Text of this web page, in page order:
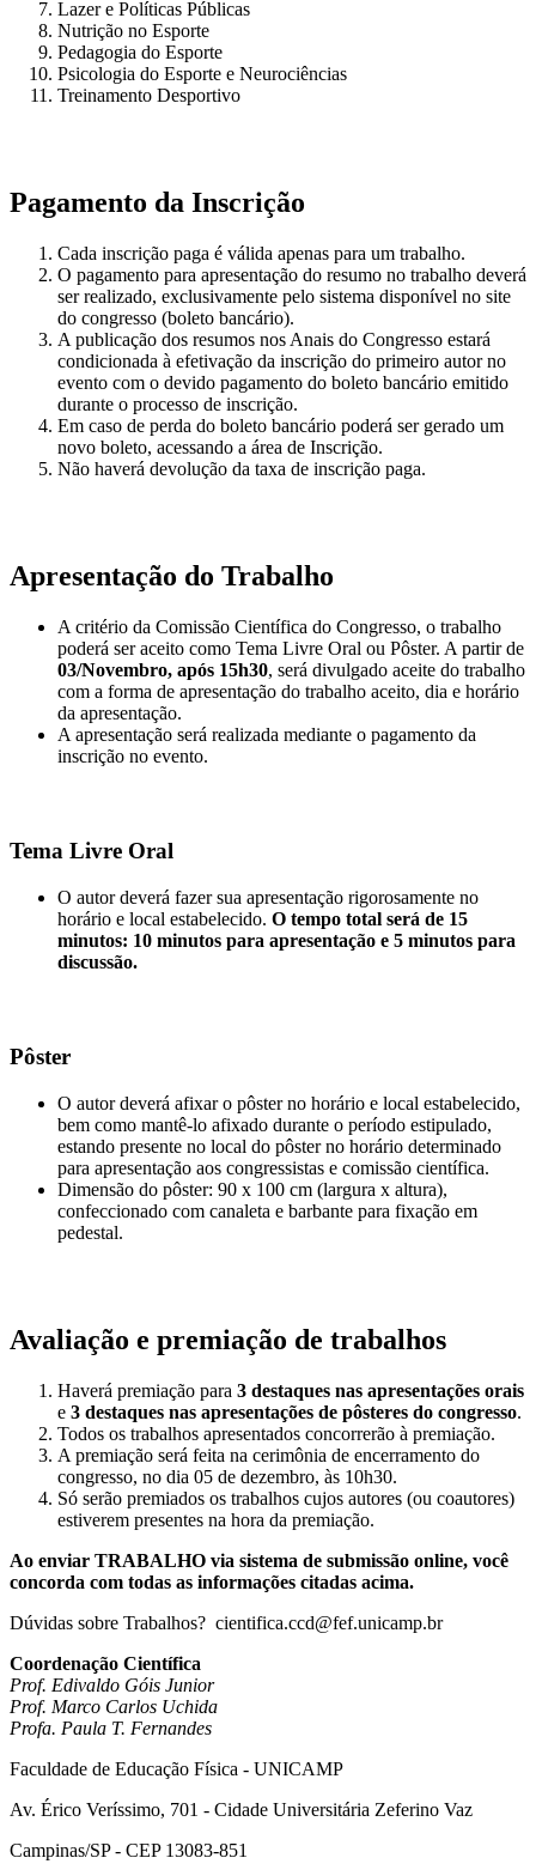
Lazer e Políticas Públicas
Nutrição no Esporte
Pedagogia do Esporte
Psicologia do Esporte e Neurociências
Treinamento Desportivo
Pagamento da Inscrição
Cada inscrição paga é válida apenas para um trabalho.
O pagamento para apresentação do resumo no trabalho deverá
ser realizado, exclusivamente pelo sistema disponível no site
do congresso (boleto bancário).
A publicação dos resumos nos Anais do Congresso estará
condicionada à efetivação da inscrição do primeiro autor no
evento com o devido pagamento do boleto bancário emitido
durante o processo de inscrição.
Em caso de perda do boleto bancário poderá ser gerado um
novo boleto, acessando a área de Inscrição.
Não haverá devolução da taxa de inscrição paga.
Apresentação do Trabalho
A critério da Comissão Científica do Congresso, o trabalho
poderá ser aceito como Tema Livre Oral ou Pôster. A partir de
03/Novembro, após 15h30, será divulgado aceite do trabalho
com a forma de apresentação do trabalho aceito, dia e horário
da apresentação.
A apresentação será realizada mediante o pagamento da
inscrição no evento.
Tema Livre Oral
O autor deverá fazer sua apresentação rigorosamente no
horário e local estabelecido. O tempo total será de 15
minutos: 10 minutos para apresentação e 5 minutos para
discussão.
Pôster
O autor deverá afixar o pôster no horário e local estabelecido,
bem como mantê-lo afixado durante o período estipulado,
estando presente no local do pôster no horário determinado
para apresentação aos congressistas e comissão científica.
Dimensão do pôster: 90 x 100 cm (largura x altura),
confeccionado com canaleta e barbante para fixação em
pedestal.
Avaliação e premiação de trabalhos
Haverá premiação para 3 destaques nas apresentações orais
e 3 destaques nas apresentações de pôsteres do congresso.
Todos os trabalhos apresentados concorrerão à premiação.
A premiação será feita na cerimônia de encerramento do
congresso, no dia 05 de dezembro, às 10h30.
Só serão premiados os trabalhos cujos autores (ou coautores)
estiverem presentes na hora da premiação.
Ao enviar TRABALHO via sistema de submissão online, você
concorda com todas as informações citadas acima.
Dúvidas sobre Trabalhos? cientifica.ccd@fef.unicamp.br
Coordenação Científica
Prof. Edivaldo Góis Junior
Prof. Marco Carlos Uchida
Profa. Paula T. Fernandes
Faculdade de Educação Física - UNICAMP
Av. Érico Veríssimo, 701 - Cidade Universitária Zeferino Vaz
Campinas/SP - CEP 13083-851